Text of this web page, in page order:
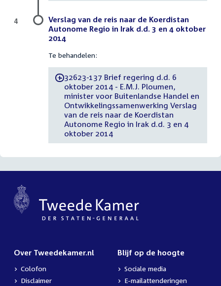
Verslag van de reis naar de Koerdistan
Autonome Regio in Irak d.d. 3 en 4 oktober
2014
Te behandelen:
-32623-137 Brief regering d.d. 6
oktober 2014 - E.M.J. Ploumen,
minister voor Buitenlandse Handel en
Ontwikkelingssamenwerking Verslag
van de reis naar de Koerdistan
Autonome Regio in Irak d.d. 3 en 4
oktober 2014
4
Over Tweedekamer.nl
Colofon
Disclaimer
Blijf op de hoogte
Sociale media
E-mailattenderingen